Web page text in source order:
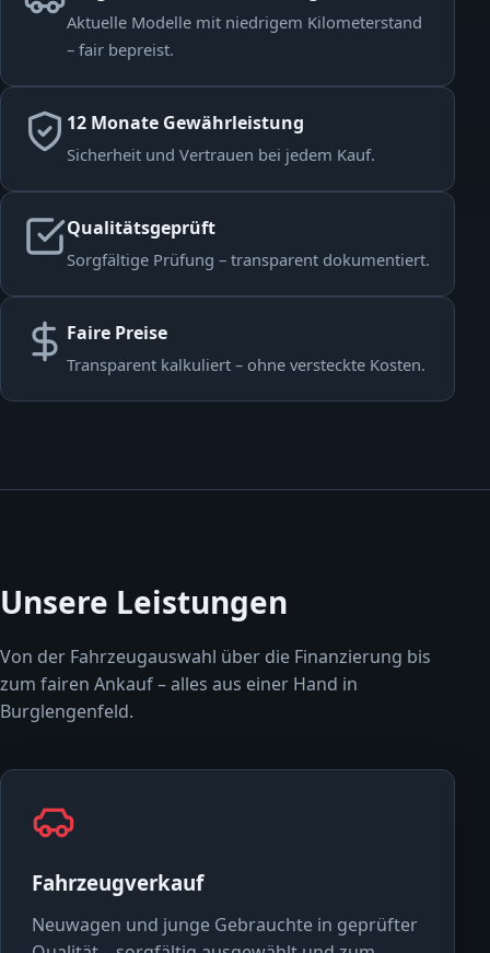
Aktuelle Modelle mit niedrigem Kilometerstand
– fair bepreist.
12 Monate Gewährleistung
Sicherheit und Vertrauen bei jedem Kauf.
Qualitätsgeprüft
Sorgfältige Prüfung – transparent dokumentiert.
Faire Preise
Transparent kalkuliert – ohne versteckte Kosten.
Unsere Leistungen
Von der Fahrzeugauswahl über die Finanzierung bis
zum fairen Ankauf – alles aus einer Hand in
Burglengenfeld.
Fahrzeugverkauf
Neuwagen und junge Gebrauchte in geprüfter